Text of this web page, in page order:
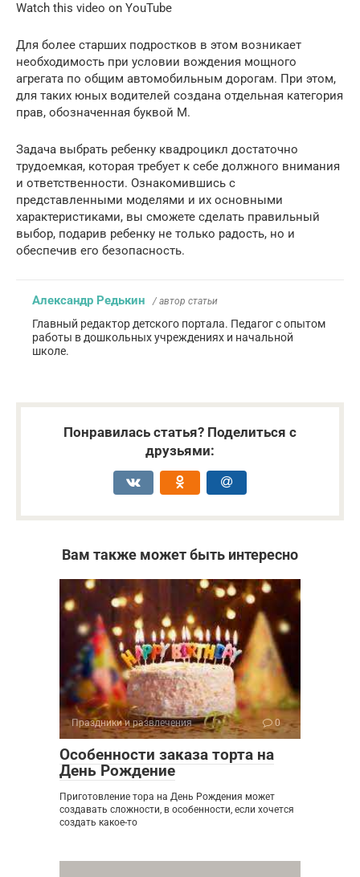
Watch this video on YouTube
Для более старших подростков в этом возникает
необходимость при условии вождения мощного
агрегата по общим автомобильным дорогам. При этом,
для таких юных водителей создана отдельная категория
прав, обозначенная буквой М.
Задача выбрать ребенку квадроцикл достаточно
трудоемкая, которая требует к себе должного внимания
и ответственности. Ознакомившись с
представленными моделями и их основными
характеристиками, вы сможете сделать правильный
выбор, подарив ребенку не только радость, но и
обеспечив его безопасность.
Александр Редькин / автор статьи
Главный редактор детского портала. Педагог с опытом
работы в дошкольных учреждениях и начальной
школе.
Понравилась статья? Поделиться с
друзьями:
Вам также может быть интересно
Праздники и развлечения 0
Особенности заказа торта на
День Рождение
Приготовление тора на День Рождения может
создавать сложности, в особенности, если хочется
создать какое-то